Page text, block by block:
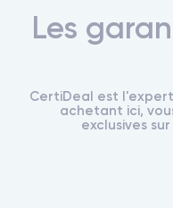
Les
CertiDeal est
achetant ici,
exclusives